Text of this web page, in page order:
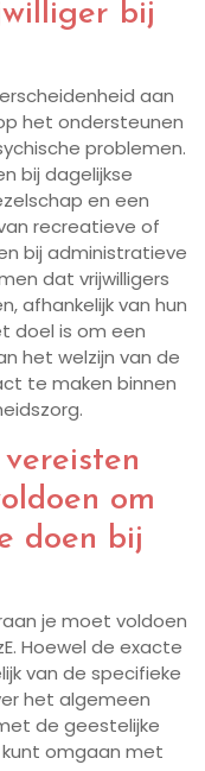
bij
aan
het ondersteunen
problemen.
bij dagelijkse
en een
recreatieve of
bij administratieve
dat vrijwilligers
afhankelijk van hun
doel is om een
het welzijn van de
te maken binnen
om
doen bij
je moet voldoen
Hoewel de exacte
van de specifieke
het algemeen
de geestelijke
omgaan met